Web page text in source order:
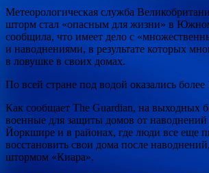
Метеорологическая служба
шторм стал «опасным для жизни» в
сообщила, что имеет дело с
и наводнениями, в результате которых
в ловушке в своих домах.
По всей стране под водой оказались
Как сообщает The Guardian, на выходных
военные для защиты домов от
Йоркшире и в районах, где люди все еще
восстановить свои дома после
штормом «Киара».